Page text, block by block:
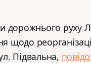
дорожнього руху
щодо
Підвальна,